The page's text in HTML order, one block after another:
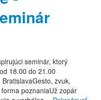
seminár, ktorý
18.00 do 21.00
zvuk,
poznaniaUž zopár